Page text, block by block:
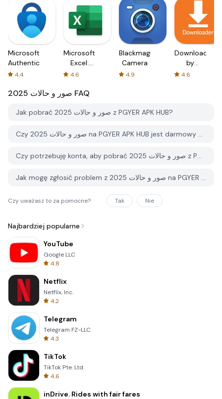
Microsoft
Authenticator
4.4
Microsoft
Excel:
Spreadsheets
4.6
Blackmagic
Camera
4.9
Downloader
by
AFTVnews
4.6
صور و حالات 2025 FAQ
Jak pobrać صور و حالات 2025 z PGYER APK HUB?
Czy صور و حالات 2025 na PGYER APK HUB jest darmowy do pobrania?
Czy potrzebuję konta, aby pobrać صور و حالات 2025 z PGYER APK HUB?
Jak mogę zgłosić problem z صور و حالات 2025 na PGYER APK HUB?
Czy uważasz to za pomocne? Tak Nie
Najbardziej popularne
YouTube
Google LLC
4.8
Netflix
Netflix, Inc.
4.2
Telegram
Telegram FZ-LLC
4.3
TikTok
TikTok Pte. Ltd.
4.6
inDrive. Rides with fair fares